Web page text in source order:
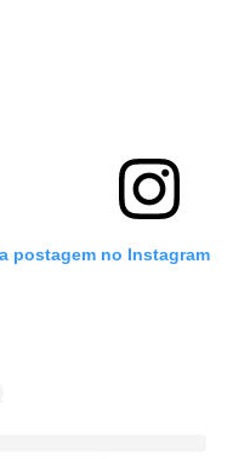
postagem no Instagram